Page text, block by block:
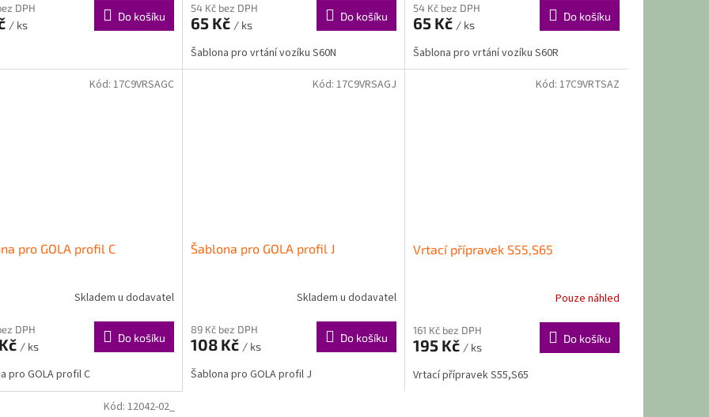
DPH
/ ks
Do košíku
54 Kč bez DPH
65 Kč / ks
Do košíku
Šablona pro vrtání vozíku S60N
54 Kč bez DPH
65 Kč / ks
Do košíku
Šablona pro vrtání vozíku S60R
pro GOLA profil C
Skladem u dodavatel
DPH
/ ks
Do košíku
pro GOLA profil C
Kód: 17C9VRSAGC
Šablona pro GOLA profil J
Skladem u dodavatel
89 Kč bez DPH
108 Kč / ks
Do košíku
Šablona pro GOLA profil J
Kód: 17C9VRSAGJ
Vrtací přípravek S55,S65
Pouze náhled
161 Kč bez DPH
195 Kč / ks
Do košíku
Vrtací přípravek S55,S65
Kód: 17C9VRTSAZ
Kód: 12042-02_